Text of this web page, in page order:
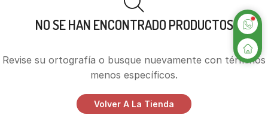
NO SE HAN ENCONTRADO PRODUCTOS
Revise su ortografía o busque nuevamente con términos
menos específicos.
Volver A La Tienda